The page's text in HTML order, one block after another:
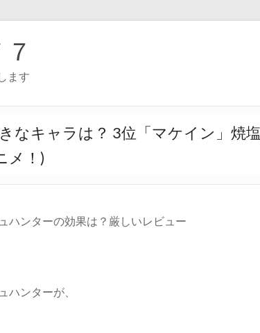
ます
なキャラは？ 3位「マケイン」焼
メ！)
ハンターの効果は？厳しいレビュー
ハンターが、